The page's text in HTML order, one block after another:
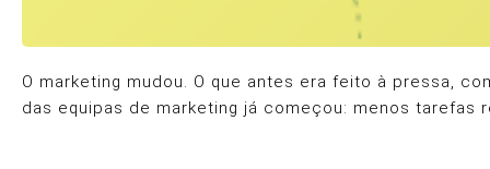
O marketing mudou. O que antes era feito à pressa,
das equipas de marketing já começou: menos